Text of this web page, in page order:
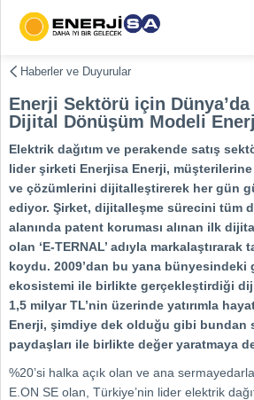
Haberler ve Duyurular
Enerji Sektörü için
Dijital Dönüşüm Modeli
Elektrik dağıtım ve perakende satış
lider şirketi Enerjisa Enerji, müşterilerine
ve çözümlerini dijitalleştirerek her gün
ediyor. Şirket, dijitalleşme sürecini tüm
alanında patent koruması alınan ilk
olan ‘E-TERNAL’ adıyla markalaştırarak
koydu. 2009’dan bu yana bünyesindeki
ekosistemi ile birlikte gerçekleştirdiği
1,5 milyar TL’nin üzerinde yatırımla
Enerji, şimdiye dek olduğu gibi bundan
paydaşları ile birlikte değer yaratmaya
%20’si halka açık olan ve ana
E.ON SE olan, Türkiye’nin lider elektrik